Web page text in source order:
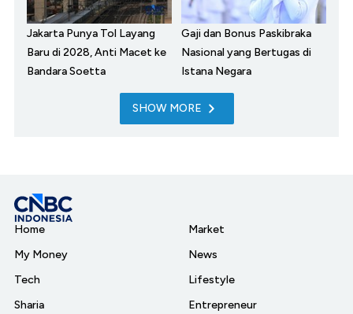
Jakarta Punya Tol Layang
Baru di 2028, Anti Macet ke
Bandara Soetta
Gaji dan Bonus Paskibraka
Nasional yang Bertugas di
Istana Negara
SHOW MORE
Home
My Money
Tech
Sharia
Market
News
Lifestyle
Entrepreneur